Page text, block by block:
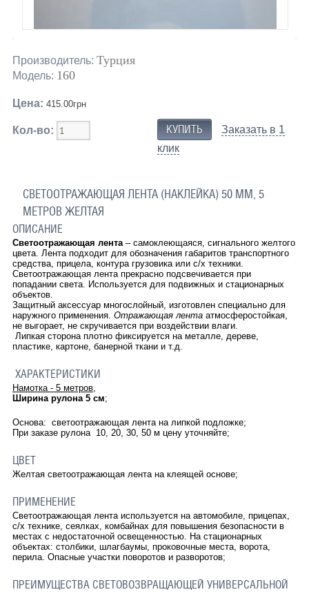
Производитель: Турция
Модель: 160
Цена: 415.00грн
Кол-во:
Заказать в 1
клик
СВЕТООТРАЖАЮЩАЯ ЛЕНТА (НАКЛЕЙКА) 50 ММ, 5
МЕТРОВ ЖЕЛТАЯ
ОПИСАНИЕ
Светоотражающая лента– самоклеющаяся, сигнального желтого
цвета. Лента подходит для обозначения габаритов транспортного
средства, прицела, контура грузовика или с/х техники.
Светоотражающая лента прекрасно подсвечивается при
попадании света. Используется для подвижных и стационарных
объектов.
Защитный аксессуар многослойный, изготовлен специально для
наружного применения. Отражающая лентаатмосферостойкая,
не выгорает, не скручивается при воздействии влаги.
Липкая сторона плотно фиксируется на металле, дереве,
пластике, картоне, банерной ткани и т.д.
ХАРАКТЕРИСТИКИ
Намотка - 5 метров,
Ширина рулона 5 см;
Основа: светоотражающая лента на липкой подложке;
При заказе рулона 10, 20, 30, 50 м цену уточняйте;
ЦВЕТ
Желтая светоотражающая лента на клеящей основе;
ПРИМЕНЕНИЕ
Светоотражающая лента используется на автомобиле, прицепах,
с/х технике, сеялках, комбайнах для повышения безопасности в
местах с недостаточной освещенностью. На стационарных
объектах: столбики, шлагбаумы, проковочные места, ворота,
перила. Опасные участки поворотов и разворотов;
ПРЕИМУЩЕСТВА СВЕТОВОЗВРАЩАЮЩЕЙ УНИВЕРСАЛЬНОЙ